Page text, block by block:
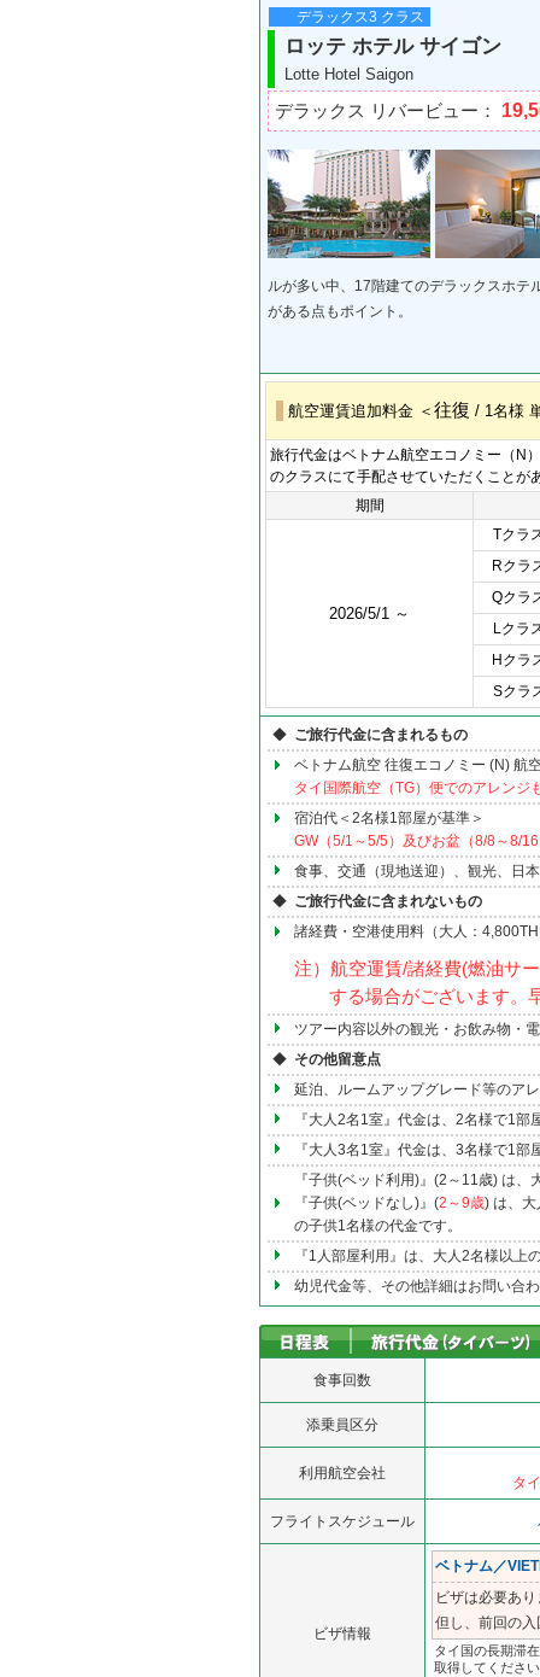
デラックス3 クラス
ロッテ ホテル サイゴン
Lotte Hotel Saigon
デラックス リバービュー：
ルが多い中、17階建てのデラックスホテ
がある点もポイント。
航空運賃追加料金 ＜ 往復 / 1名様
旅行代金はベトナム航空エコノミー（N
のクラスにて手配させていただくことが
期間
2026/5/1 ～
Tクラ
Rクラ
Qクラ
Lクラ
Hクラ
Sクラ
◆ ご旅行代金に含まれるもの
ベトナム航空 往復エコノミー (N) 航
タイ国際航空（TG）便でのアレンジ
宿泊代＜2名様1部屋が基準＞
GW（5/1～5/5）及びお盆（8/8～8/
食事、交通（現地送迎）、観光、日
◆ ご旅行代金に含まれないもの
諸経費・空港使用料（大人：
注）航空運賃/諸経費(燃油サ
する場合がございます。
ツアー内容以外の観光・お飲み物・
◆ その他留意点
延泊、ルームアップグレード等のア
『大人2名1室』代金は、2名様で1
『大人3名1室』代金は、3名様で1
『子供(ベッド利用)』(2～11歳) は
『子供(ベッドなし)』(2～9歳) は、
の子供1名様の代金です。
『1人部屋利用』は、大人2名様以
幼児代金等、その他詳細はお問い合
食事回数
添乗員区分
利用航空会社
タ
フライトスケジュール
ビザ情報
ベトナム／
ビザは必要あ
但し、前回の
タイ国の長期滞
取得してくださ